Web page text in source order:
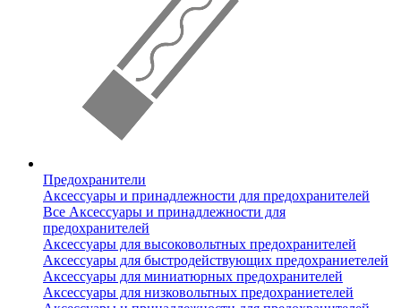
Предохранители
Аксессуары и принадлежности для предохранителей
Все Аксессуары и принадлежности для
предохранителей
Аксессуары для высоковольтных предохранителей
Аксессуары для быстродействующих предохраниетелей
Аксессуары для миниатюрных предохранителей
Аксессуары для низковольтных предохраниетелей